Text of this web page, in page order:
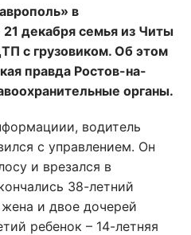
в
декабря семья из Читы
с грузовиком. Об этом
правда Ростов-на-
органы.
водитель
с управлением. Он
и врезался в
38-летний
и двое дочерей
ребенок – 14-летняя